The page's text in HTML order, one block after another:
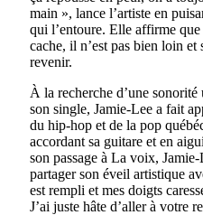
main », lance l’artiste en
qui l’entoure. Elle affirme
cache, il n’est pas bien loin
revenir.
À la recherche d’une
son single, Jamie-Lee a fait
du hip-hop et de la pop
accordant sa guitare et en
son passage à La voix,
partager son éveil artistique
est rempli et mes doigts
J’ai juste hâte d’aller à votre